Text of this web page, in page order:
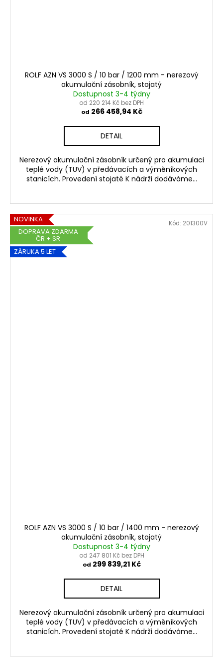
ROLF AZN VS 3000 S / 10 bar / 1200 mm - nerezový
akumulační zásobník, stojatý
Dostupnost 3-4 týdny
od 220 214 Kč bez DPH
od 266 458,94 Kč
DETAIL
Nerezový akumulační zásobník určený pro akumulaci
teplé vody (TUV) v předávacích a výměníkových
stanicích. Provedení stojaté K nádrži dodáváme...
NOVINKA
DOPRAVA ZDARMA
ČR + SR
ZÁRUKA 5 LET
ROLF AZN VS 3000 S / 10 bar / 1400 mm - nerezový
akumulační zásobník, stojatý
Dostupnost 3-4 týdny
od 247 801 Kč bez DPH
od 299 839,21 Kč
DETAIL
Nerezový akumulační zásobník určený pro akumulaci
teplé vody (TUV) v předávacích a výměníkových
stanicích. Provedení stojaté K nádrži dodáváme...
Kód: 201300V